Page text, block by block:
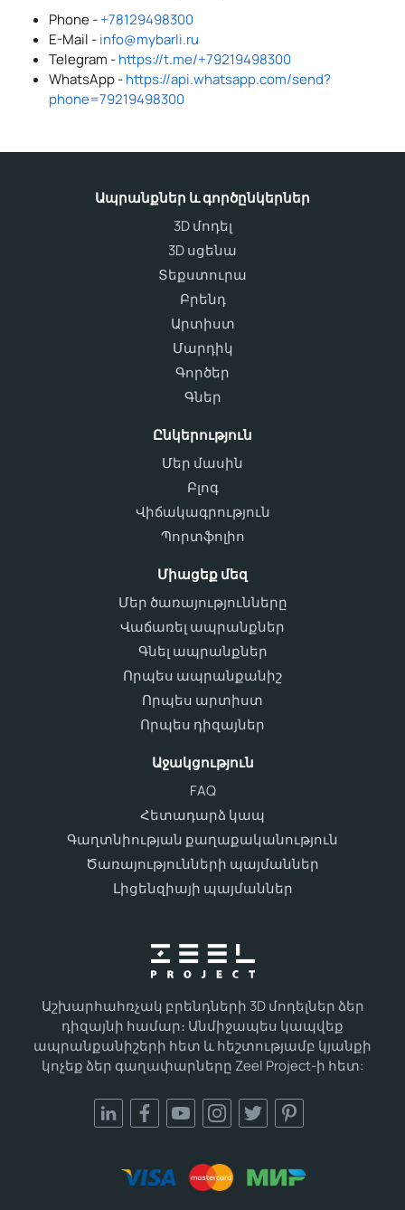
Phone -+78129498300
E-Mail -info@mybarli.ru
Telegram -https://t.me/+79219498300
WhatsApp -https://api.whatsapp.com/send?
phone=79219498300
Աշխարհահռչակ բրենդների 3D մոդելներ ձեր
դիզայնի համար։ Անմիջապես կապվեք
ապրանքանիշերի հետ և հեշտությամբ կյանքի
կոչեք ձեր գաղափարները Zeel Project-ի հետ:
Ապրանքներ և գործընկերներ
3D մոդել
3D սցենա
Տեքստուրա
Բրենդ
Արտիստ
Մարդիկ
Գործեր
Գներ
Ընկերություն
Մեր մասին
Բլոգ
Վիճակագրություն
Պորտֆոլիո
Միացեք մեզ
Մեր ծառայությունները
Վաճառել ապրանքներ
Գնել ապրանքներ
Որպես ապրանքանիշ
Որպես արտիստ
Որպես դիզայներ
Աջակցություն
FAQ
Հետադարձ կապ
Գաղտնիության քաղաքականություն
Ծառայությունների պայմաններ
Լիցենզիայի պայմաններ